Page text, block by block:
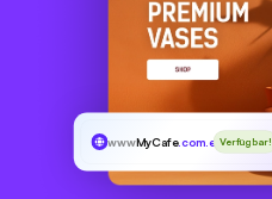
wwwMyCafe.com.esVerfügbar!